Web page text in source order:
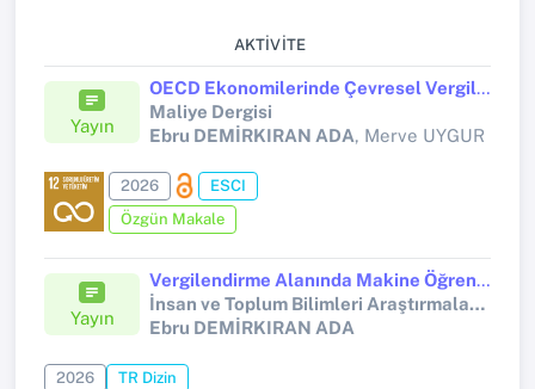
AKTIVITE
Yayın
OECD Ekonomilerinde Çevresel Vergiler ve Büyüme Dinamikleri: İkinci Nesil Panel Veri Analizi
Maliye Dergisi
Ebru DEMİRKIRAN ADA, Merve UYGUR
2026
ESCI
Özgün Makale
Yayın
Vergilendirme Alanında Makine Öğrenmesi Uygulamaları: Bibliyometrik Bir Analiz
İnsan ve Toplum Bilimleri Araştırmaları Dergisi
Ebru DEMİRKIRAN ADA
2026
TR Dizin